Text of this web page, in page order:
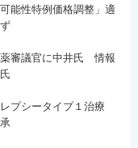
能性特例価格調整」適
審議官に中井氏 情報
プシータイプ１治療